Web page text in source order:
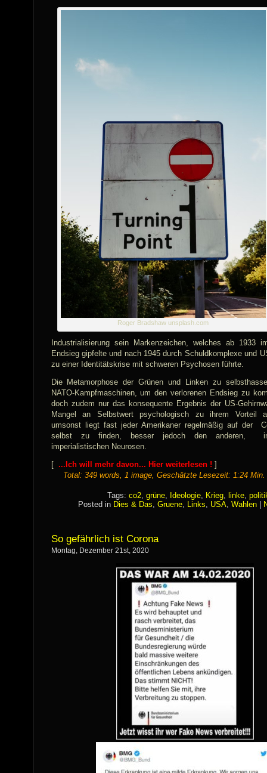
Roger Bradshaw unsplash.com
Industrialisierung sein Markenzeichen, welches ab 1933
Endsieg gipfelte und nach 1945 durch Schuldkomplexe und
zu einer Identitätskrise mit schweren Psychosen führte.
Die Metamorphose der Grünen und Linken zu
NATO-Kampfmaschinen, um den verlorenen Endsieg zu
doch zudem nur das konsequente Ergebnis der US-
Mangel an Selbstwert psychologisch zu ihrem Vorteil
umsonst liegt fast jeder Amerikaner regelmäßig auf der
selbst zu finden, besser jedoch den anderen,
imperialistischen Neurosen.
[ ...Ich will mehr davon... Hier weiterlesen ! ]
Total: 349 words, 1 image, Geschätzte Lesezeit: 1:24 Min.
Tags: co2, grüne, Ideologie, Krieg, linke,
Posted in Dies & Das, Gruene, Links, USA, Wahlen|
So gefährlich ist Corona
Montag, Dezember 21st, 2020